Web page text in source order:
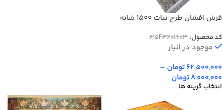
فرش افشان طرح نبات 1500 شانه
کد محصول: 35F3201603
موجود در انبار
62,500,000تومان –
8,000,000تومان
انتخاب گزینه ها